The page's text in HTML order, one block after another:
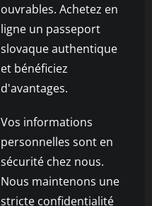
ouvrables. Achetez en
ligne un passeport
slovaque authentique
et bénéficiez
d'avantages.
Vos informations
personnelles sont en
sécurité chez nous.
Nous maintenons une
stricte confidentialité